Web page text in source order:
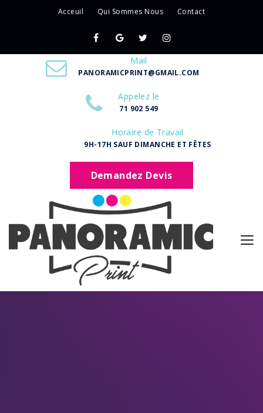
Acceuil Qui Sommes Nous Contact
Mail
PANORAMICPRINT@GMAIL.COM
Appelez le
71 902 549
Horaire de Travail
9H-17H SAUF DIMANCHE ET FÊTES
Demandez Devis